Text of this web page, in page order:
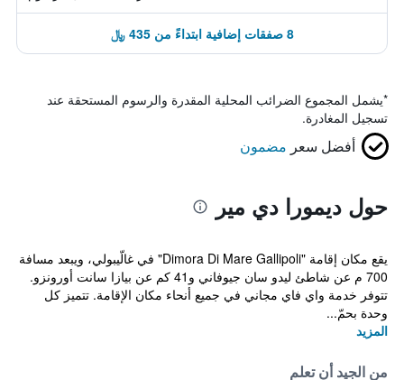
8 صفقات إضافية ابتداءً من 435 ﷼
*يشمل المجموع الضرائب المحلية المقدرة والرسوم المستحقة عند
تسجيل المغادرة.
أفضل سعر مضمون
حول ديمورا دي مير
يقع مكان إقامة "Dimora Di Mare Gallipoli" في غالّيبولي، ويبعد مسافة
700 م عن شاطئ ليدو سان جيوفاني و41 كم عن بيازا سانت أورونزو.
تتوفر خدمة واي فاي مجاني في جميع أنحاء مكان الإقامة. تتميز كل
وحدة بحمّ...
المزيد
من الجيد أن تعلم